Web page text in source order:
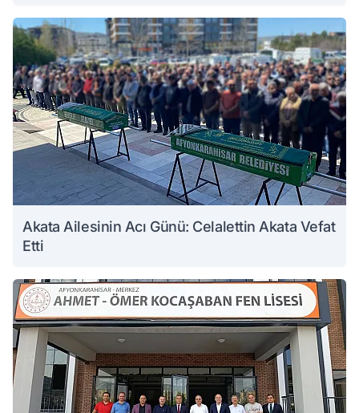
Akata Ailesinin Acı Günü: Celalettin Akata Vefat
Etti